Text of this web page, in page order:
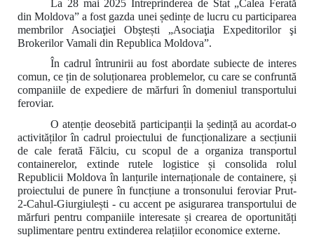
La 28 mai 2025 Întreprinderea de Stat „Calea Ferată
din Moldova” a fost gazda unei ședințe de lucru cu participarea
membrilor
Asociaţiei Obştești „Asociaţia Expeditorilor şi
Brokerilor Vamali din Republica Moldova”.
În cadrul întrunirii au fost abordate subiecte de interes
comun, ce țin de soluționarea problemelor, cu care se confruntă
companiile de expediere de mărfuri în domeniul transportului
feroviar.
O atenție deosebită participanții la ședință au acordat-o
activităților în cadrul proiectului de funcționalizare a secțiunii
de cale ferată Fălciu, cu scopul de a organiza transportul
containerelor, extinde rutele logistice și consolida rolul
Republicii Moldova în lanțurile internaționale de containere, și
proiectului de punere în funcțiune a tronsonului feroviar Prut-
2-Cahul-Giurgiulești - cu accent pe asigurarea transportului de
mărfuri pentru companiile interesate și crearea de oportunități
suplimentare pentru extinderea relațiilor economice externe.